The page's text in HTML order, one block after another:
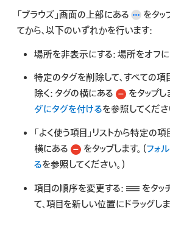
「ブラウズ」画面の上部にある
をタッ
てから、以下のいずれかを行います:
場所を非表示にする: 場所をオフに
特定のタグを削除して、すべての項
除く: タグの横にある をタップし
ダにタグを付けるを参照してくださ
「よく使う項目」リストから特定の
横にある
をタップします。（フォ
るを参照してください。）
項目の順序を変更する:
をタッ
て、項目を新しい位置にドラッグしま